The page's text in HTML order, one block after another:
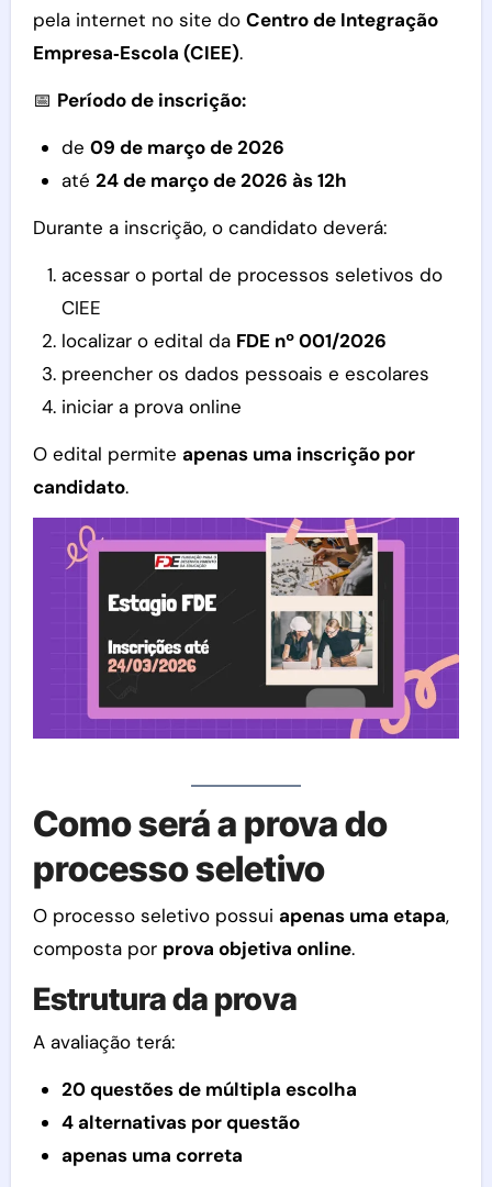
pela internet no site do Centro de Integração
Empresa‑Escola (CIEE).
📅 Período de inscrição:
de 09 de março de 2026
até 24 de março de 2026 às 12h
Durante a inscrição, o candidato deverá:
acessar o portal de processos seletivos do
CIEE
localizar o edital da FDE nº 001/2026
preencher os dados pessoais e escolares
iniciar a prova online
O edital permite apenas uma inscrição por
candidato.
Como será a prova do
processo seletivo
O processo seletivo possui apenas uma etapa,
composta por prova objetiva online.
Estrutura da prova
A avaliação terá:
20 questões de múltipla escolha
4 alternativas por questão
apenas uma correta